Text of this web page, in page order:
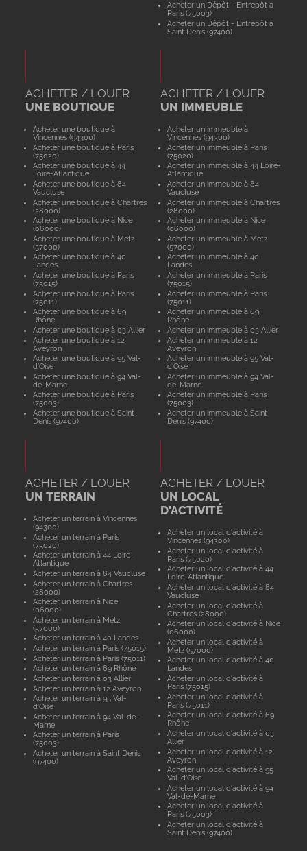
Acheter un Dépôt - Entrepôt à
Paris (75003)
Acheter un Dépôt - Entrepôt à
Saint Denis (97400)
ACHETER / LOUER
UNE BOUTIQUE
Acheter une boutique à
Vincennes (94300)
Acheter une boutique à Paris
(75020)
Acheter une boutique à 44
Loire-Atlantique
Acheter une boutique à 84
Vaucluse
Acheter une boutique à Chartres
(28000)
Acheter une boutique à Nice
(06000)
Acheter une boutique à Metz
(57000)
Acheter une boutique à 40
Landes
Acheter une boutique à Paris
(75015)
Acheter une boutique à Paris
(75011)
Acheter une boutique à 69
Rhône
Acheter une boutique à 03 Allier
Acheter une boutique à 12
Aveyron
Acheter une boutique à 95 Val-
d'Oise
Acheter une boutique à 94 Val-
de-Marne
Acheter une boutique à Paris
(75003)
Acheter une boutique à Saint
Denis (97400)
ACHETER / LOUER
UN IMMEUBLE
Acheter un immeuble à
Vincennes (94300)
Acheter un immeuble à Paris
(75020)
Acheter un immeuble à 44 Loire-
Atlantique
Acheter un immeuble à 84
Vaucluse
Acheter un immeuble à Chartres
(28000)
Acheter un immeuble à Nice
(06000)
Acheter un immeuble à Metz
(57000)
Acheter un immeuble à 40
Landes
Acheter un immeuble à Paris
(75015)
Acheter un immeuble à Paris
(75011)
Acheter un immeuble à 69
Rhône
Acheter un immeuble à 03 Allier
Acheter un immeuble à 12
Aveyron
Acheter un immeuble à 95 Val-
d'Oise
Acheter un immeuble à 94 Val-
de-Marne
Acheter un immeuble à Paris
(75003)
Acheter un immeuble à Saint
Denis (97400)
ACHETER / LOUER
UN TERRAIN
Acheter un terrain à Vincennes
(94300)
Acheter un terrain à Paris
(75020)
Acheter un terrain à 44 Loire-
Atlantique
Acheter un terrain à 84 Vaucluse
Acheter un terrain à Chartres
(28000)
Acheter un terrain à Nice
(06000)
Acheter un terrain à Metz
(57000)
Acheter un terrain à 40 Landes
Acheter un terrain à Paris (75015)
Acheter un terrain à Paris (75011)
Acheter un terrain à 69 Rhône
Acheter un terrain à 03 Allier
Acheter un terrain à 12 Aveyron
Acheter un terrain à 95 Val-
d'Oise
Acheter un terrain à 94 Val-de-
Marne
Acheter un terrain à Paris
(75003)
Acheter un terrain à Saint Denis
(97400)
ACHETER / LOUER
UN LOCAL
D'ACTIVITÉ
Acheter un local d'activité à
Vincennes (94300)
Acheter un local d'activité à
Paris (75020)
Acheter un local d'activité à 44
Loire-Atlantique
Acheter un local d'activité à 84
Vaucluse
Acheter un local d'activité à
Chartres (28000)
Acheter un local d'activité à Nice
(06000)
Acheter un local d'activité à
Metz (57000)
Acheter un local d'activité à 40
Landes
Acheter un local d'activité à
Paris (75015)
Acheter un local d'activité à
Paris (75011)
Acheter un local d'activité à 69
Rhône
Acheter un local d'activité à 03
Allier
Acheter un local d'activité à 12
Aveyron
Acheter un local d'activité à 95
Val-d'Oise
Acheter un local d'activité à 94
Val-de-Marne
Acheter un local d'activité à
Paris (75003)
Acheter un local d'activité à
Saint Denis (97400)